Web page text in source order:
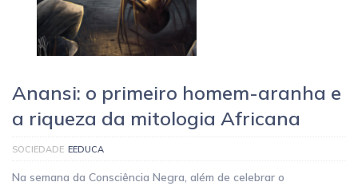
Anansi: o primeiro homem-aranha e
a riqueza da mitologia Africana
SOCIEDADE EEDUCA
Na semana da Consciência Negra, além de celebrar o